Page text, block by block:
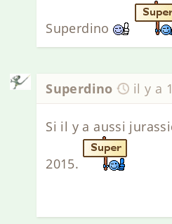
Superdino
Superdino il y a
Si il y a aussi
2015.